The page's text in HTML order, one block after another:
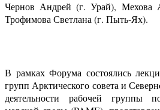
Чернов Андрей (г. Урай), Мехова
Трофимова Светлана (г. Пыть-Ях).
В рамках Форума состоялись
групп Арктического совета и
деятельности рабочей группы